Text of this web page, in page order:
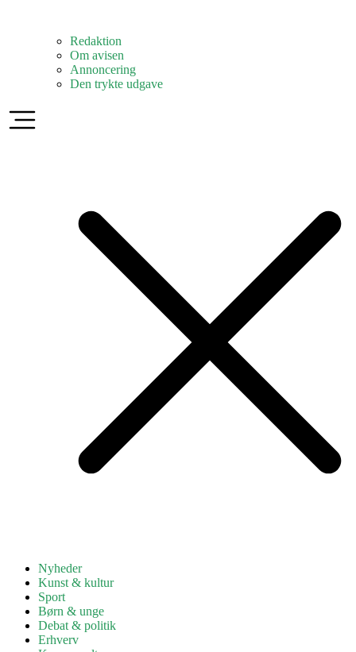
Redaktion
Om avisen
Annoncering
Den trykte udgave
Nyheder
Kunst & kultur
Sport
Børn & unge
Debat & politik
Erhverv